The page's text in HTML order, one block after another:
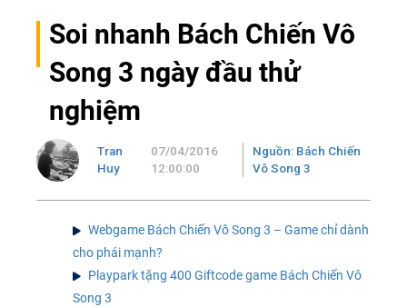
Soi nhanh Bách Chiến Vô
Song 3 ngày đầu thử
nghiệm
Tran
Huy
07/04/2016
12:00:00
Nguồn: Bách Chiến
Vô Song 3
Webgame Bách Chiến Vô Song 3 – Game chỉ dành
cho phái mạnh?
Playpark tặng 400 Giftcode game Bách Chiến Vô
Song 3